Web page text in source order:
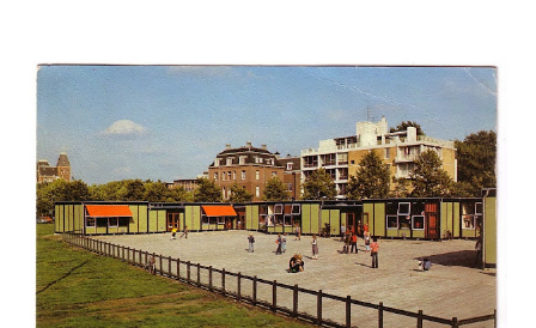
gekost. Voorbeelden te over. Het kon een soort
Rotterdamse Lijnbaan worden, zo ongeveer de eerste
moderne winkelstraat voor voetgangers in Nederland,
aangelegd met dank aan de Duitsers die het sloopwerk van
het oude centrum voor hun rekening hadden genomen.
(klik om te vergroten) Nee, gelukkig kwam het zo ver niet
in Apeldoorn, behalve dat daar uiteindelijk ook een
wandelgebied zou komen. Zo'n eentonige rij betonnen